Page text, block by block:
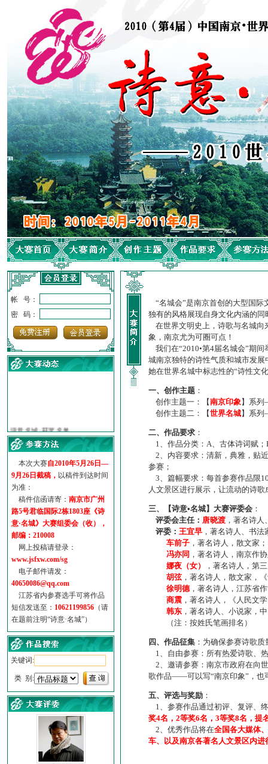
帐 号：
密 码：
【诗意·名城】地铁展示作...
诗意名城·地铁时间
·地铁完美呈现【诗意·名城...
参赛作品多达5000多首
“诗意·名城”晒诗会
特别通知--致广大诗词爱好...
本次大赛自2010年5月26日—
9月26日截稿， 以稿件到达时间
为准：
稿件信函请寄： 南京市广州
路5号君临国际2栋1803座《诗
意·名城》大赛组委会（收），
邮编：210008
网上投稿请登录：
www.jsfxw.com/sg
电子邮件请发：
40650086@qq.com
江苏省内参赛选手可将作品
短信发送至： 10621199856 （请
在题前注明“诗意·名城”）
关键词:
类 别:
“名城会”是南京首创的大型国际
独有的风格展现自身文化内涵的
在世界文明史上，诗歌与名城向
象，南京尤为可圈可点！
我们在“2010•第4届名城会”期
城南京独特的诗性气质和城市发
她在世界名城中标志性的“诗性文
一、创作主题 ：
创作主题一：【南京印象】系
创作主题二：【世界名城】系
二、作品要求 ：
1、作品分类：A、古体诗词赋；
2、内容要求：清新，典雅，贴
参赛；
3、篇幅要求：每首参赛作品限
人文景区进行展示，让流动的诗
三、【诗意•名城】大赛评委会 ：
评委会主任： 唐晓渡 ，著名诗
评委： 王宜早 ，著名诗人、书
车前子 ，著名诗人，散文家；
冯亦同 ，著名诗人，南京作
娜夜（女）
，著名诗人，第
胡弦，著名诗人，散文家，
徐明德，著名诗人，江苏省
商震 ，著名诗人，《人民文
韩东 ，著名诗人、小说家，
（注：按姓氏笔画排名）
四、作品征集 ：为确保参赛诗歌
1、自由参赛：所有热爱诗歌、
2、邀请参赛：南京市政府在向
歌作品——可以写“南京印象”，也
五、评选与奖励 ：
1、参赛作品通过初评、复评、
奖4名，2等奖6名，3等奖8名，提
2、优秀作品将在全国各大媒体
车、以及南京各著名人文景区内进